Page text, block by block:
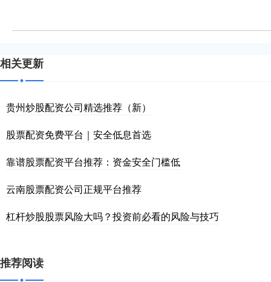
相关更新
贵州炒股配资公司精选推荐（新）
股票配资免费平台｜安全低息首选
靠谱股票配资平台推荐：资金安全门槛低
云南股票配资公司正规平台推荐
杠杆炒股股票风险大吗？投资前必看的风险与技巧
推荐阅读